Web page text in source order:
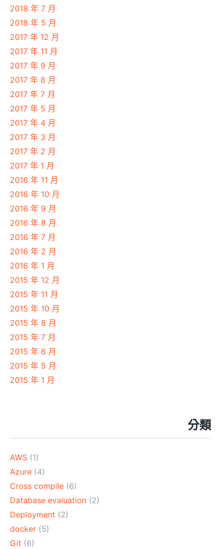
2018 年 7 月
2018 年 5 月
2017 年 12 月
2017 年 11 月
2017 年 9 月
2017 年 8 月
2017 年 7 月
2017 年 5 月
2017 年 4 月
2017 年 3 月
2017 年 2 月
2017 年 1 月
2016 年 11 月
2016 年 10 月
2016 年 9 月
2016 年 8 月
2016 年 7 月
2016 年 2 月
2016 年 1 月
2015 年 12 月
2015 年 11 月
2015 年 10 月
2015 年 8 月
2015 年 7 月
2015 年 6 月
2015 年 5 月
2015 年 1 月
分類
AWS (1)
Azure (4)
Cross compile (6)
Database evaluation (2)
Deployment (2)
docker (5)
Git (6)